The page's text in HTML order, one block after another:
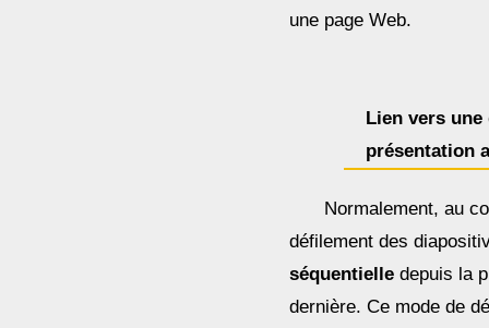
une page Web.
Lien vers
présentation
Normalement, au
défilement des
séquentielle depuis la
dernière. Ce mode de